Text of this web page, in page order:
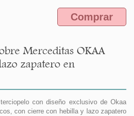
Comprar
Merceditas OKAA
zapatero en
con diseño exclusivo de Okaa
con cierre con hebilla y lazo zapatero